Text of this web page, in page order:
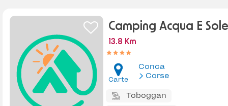
Camping Acqua E Sole
13.8 Km
Carte
Conca
Corse
Toboggan